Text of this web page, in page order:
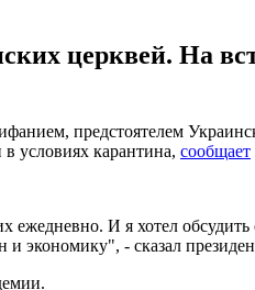
церквей. На
предстоятелем
условиях карантина, сообщает
ежедневно. И я хотел
экономику", - сказал